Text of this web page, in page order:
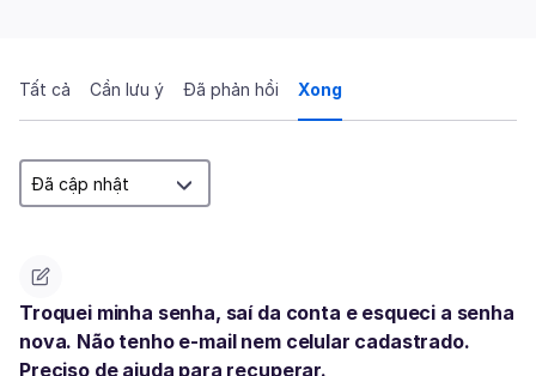
Tất cả Cần lưu ý Đã phản hồi Xong
Troquei minha senha, saí da conta e esqueci a senha
nova. Não tenho e-mail nem celular cadastrado.
Preciso de ajuda para recuperar.